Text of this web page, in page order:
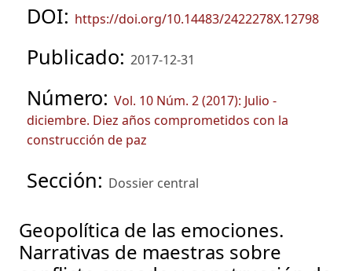
DOI: https://doi.org/10.14483/2422278X.12798
Publicado: 2017-12-31
Número: Vol. 10 Núm. 2 (2017): Julio -
diciembre. Diez años comprometidos con la
construcción de paz
Sección: Dossier central
Geopolítica de las emociones.
Narrativas de maestras sobre